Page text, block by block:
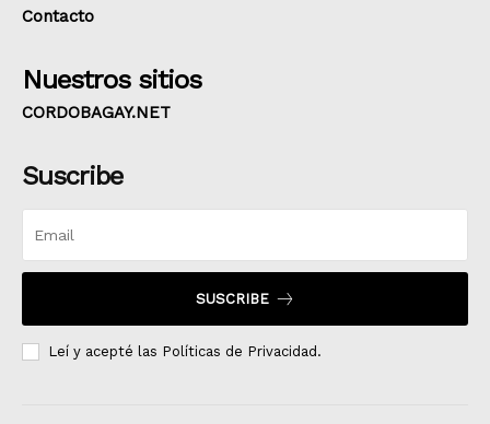
Contacto
Nuestros sitios
CORDOBAGAY.NET
Suscribe
SUSCRIBE
Leí y acepté las Políticas de Privacidad.